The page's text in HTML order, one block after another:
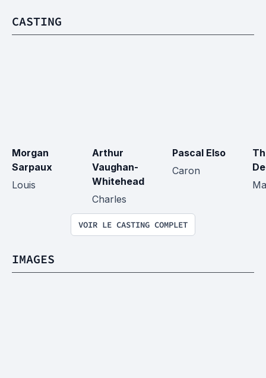
CASTING
Morgan
Sarpaux
Louis
Arthur
Vaughan-
Whitehead
Charles
Pascal Elso
Caron
VOIR LE CASTING COMPLET
IMAGES